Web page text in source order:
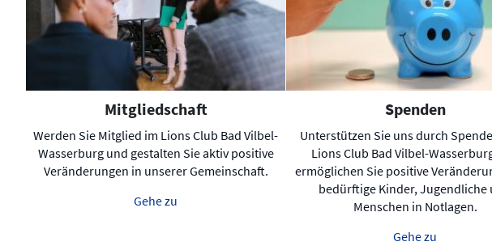
Mitgliedschaft
Werden Sie Mitglied im Lions Club Bad Vilbel-
Wasserburg und gestalten Sie aktiv positive
Veränderungen in unserer Gemeinschaft.
Gehe zu
Spenden
Unterstützen Sie uns durch
Lions Club Bad Vilbel-
ermöglichen Sie positive
bedürftige Kinder, Jugendliche
Menschen in Notlagen.
Gehe zu